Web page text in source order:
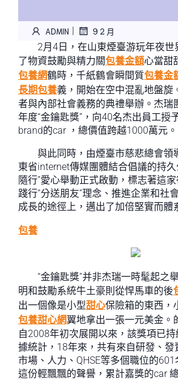
ADMIN | 9 2 月
2月4日，在山東煙臺游玩年夜
了物資鼓勵與精力關包養金額心當甜
包養網鶴時，千紙鶴會瞬間質包養金
長期包養義，開始在空中混亂地盤旋
者與內部社會義務的典禮舉辦。杰瑞
年度“金鑰匙獎”，向40名杰出員工授
brand的car ，總價值跨越1000萬元。
與此同時，由煙臺市慈悲總會領
東省internet傳媒團體結合倡議的持
隨行”愛心舉動正式啟動，標志著這
踐行“分送朋友”理念、推進企業和社
成長的途徑上，邁出了加倍堅實而體
包養
“金鑰匙獎”并非杰瑞一時髦起之
明和鼓勵系統牛土豪則從悍馬車的後
出一個像是小型甜心保險箱的東西，
包養甜心網翼地拿出一張一元美金。
自2008年初次展開以來，該獎項已持
據統計，18年來，共有來自研發、發
市場、人力、QHSE等多個職位的
這份輕飄飄的聲譽，累計嘉獎的car